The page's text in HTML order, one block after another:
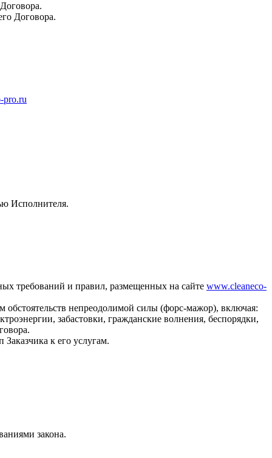
Договора.
pro.ru
Исполнителя.
требований и правил, размещенных на сайте www.cleaneco-
обстоятельств непреодолимой силы (форс-мажор), включая:
забастовки, гражданские волнения, беспорядки,
к его услугам.
закона.